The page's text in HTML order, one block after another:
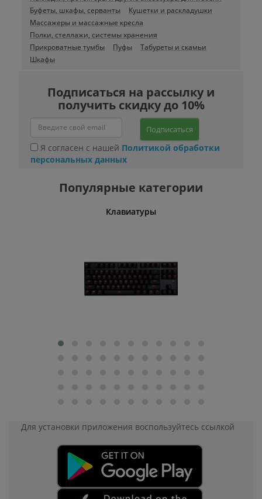
Буфеты, шкафы, серванты
Кушетки и раскладушки
Массажеры и массажные кресла
Полки, стеллажи, системы хранения
Прикроватные тумбы
Пуфы
Табуреты и скамьи
Шкафы
Подписаться на рассылку и
получить скидку до 10%
Подписаться
Я согласен с нашей Политикой обработки
персональных данных
Популярные категории
Клавиатуры
Для установки приложения воспользуйтесь ссылкой